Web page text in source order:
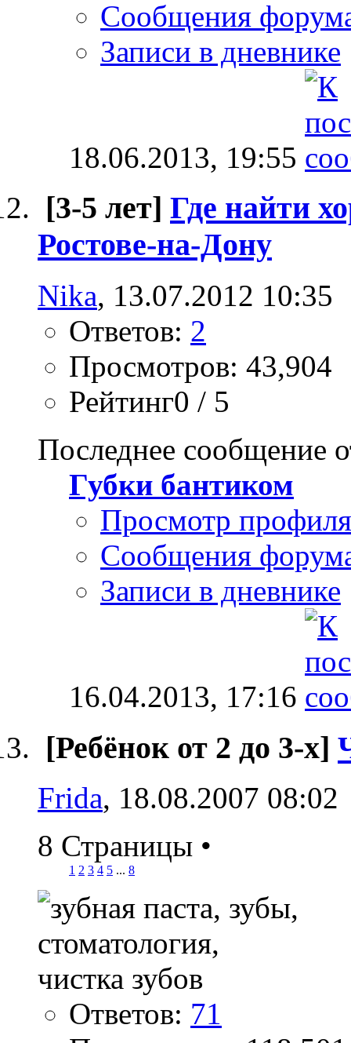
Сообщения
Записи в дневнике
18.06.2013, 19:55
[3-5 лет] Где найти
Ростове-на-Дону
Nika, 13.07.2012 10:35
Ответов: 2
Просмотров: 43,904
Рейтинг0 / 5
Последнее сообщение
Губки бантиком
Просмотр профиля
Сообщения
Записи в дневнике
16.04.2013, 17:16
[Ребёнок от 2 до 3-х]
Frida, 18.08.2007 08:02
8 Страницы •
1 2 3 4 5 ... 8
Ответов: 71